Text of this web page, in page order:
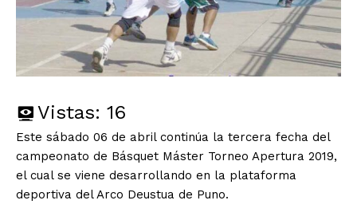
Vistas: 16
Este sábado 06 de abril continúa la tercera fecha del
campeonato de Básquet Máster Torneo Apertura 2019,
el cual se viene desarrollando en la plataforma
deportiva del Arco Deustua de Puno.